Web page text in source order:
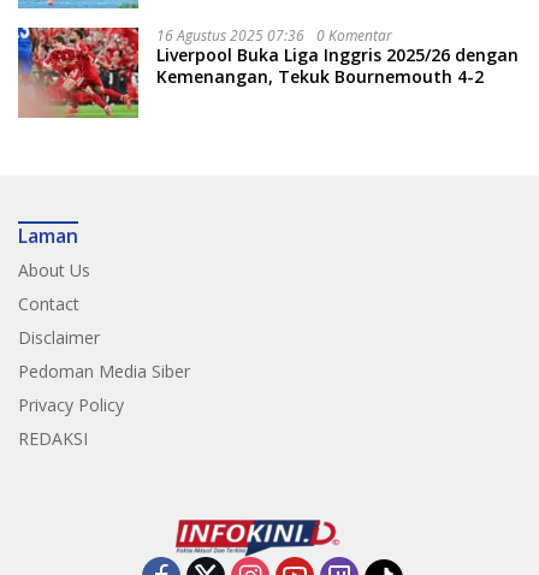
16 Agustus 2025 07:36 0 Komentar
Liverpool Buka Liga Inggris 2025/26 dengan
Kemenangan, Tekuk Bournemouth 4-2
Laman
About Us
Contact
Disclaimer
Pedoman Media Siber
Privacy Policy
REDAKSI